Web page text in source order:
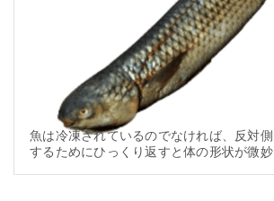
魚は冷凍されているのでなければ、反対
するためにひっくり返すと体の形状が微妙